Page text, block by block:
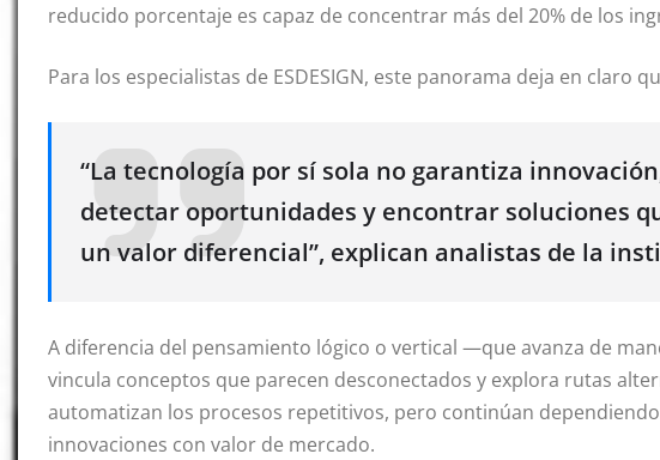
reducido porcentaje es capaz de concentrar más del 20% de los
Para los especialistas de ESDESIGN, este panorama deja en
“La tecnología por sí sola no garantiza
detectar oportunidades y encontrar soluciones
un valor diferencial”, explican analistas de la
A diferencia del pensamiento lógico o vertical —que avanza de
vincula conceptos que parecen desconectados y explora rutas
automatizan los procesos repetitivos, pero continúan
innovaciones con valor de mercado.